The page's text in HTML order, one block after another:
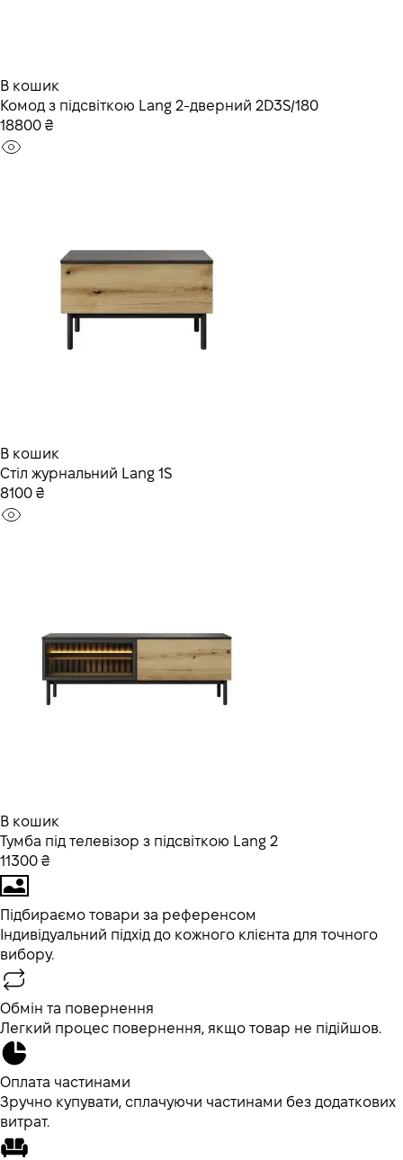
В кошик
Комод з підсвіткою Lang 2-дверний 2D3S/180
18800 ₴
В кошик
Стіл журнальний Lang 1S
8100 ₴
В кошик
Тумба під телевізор з підсвіткою Lang 2
11300 ₴
Підбираємо товари за референсом
Індивідуальний підхід до кожного клієнта для точного
вибору.
Обмін та повернення
Легкий процес повернення, якщо товар не підійшов.
Оплата частинами
Зручно купувати, сплачуючи частинами без додаткових
витрат.